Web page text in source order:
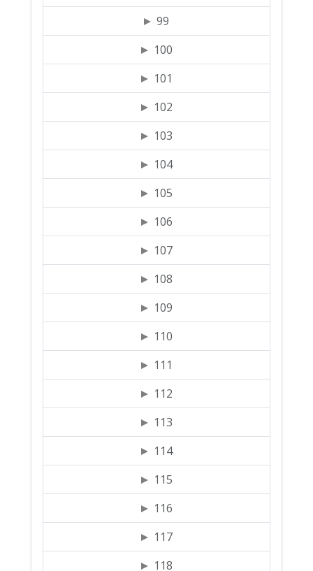
99
100
101
102
103
104
105
106
107
108
109
110
111
112
113
114
115
116
117
118